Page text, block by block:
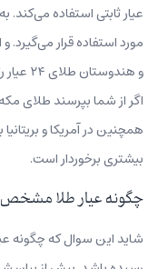
مورد استفاده قرار
و
بیشتری برخوردار است.
چگونه عیار طلا
شاید این سوال که چگونه